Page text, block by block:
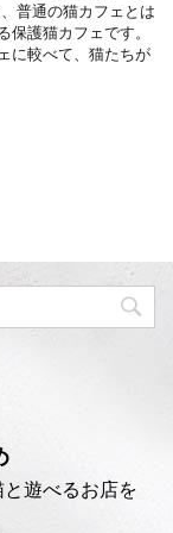
普通の猫カフェとは
保護猫カフェです。
に較べて、猫たちが
遊べるお店を